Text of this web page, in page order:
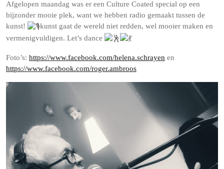
Afgelopen maandag was er een Culture Coated special op een
bijzonder mooie plek, want we hebben radio gemaakt tussen de
kunst!
kunst gaat de wereld niet redden, wel mooier maken en
vermenigvuldigen. Let’s dance
Foto’s: https://www.facebook.com/helena.schrayen en
https://www.facebook.com/roger.ambroos